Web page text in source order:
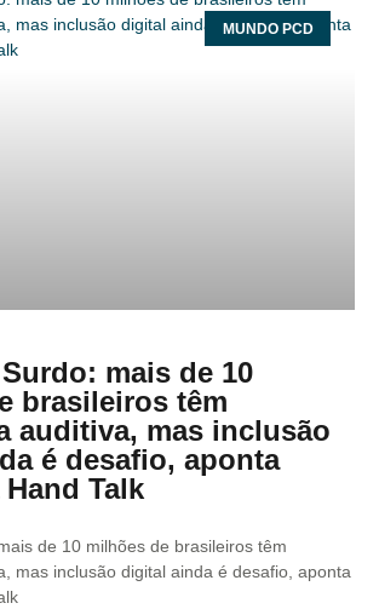
MUNDO PCD
mais de 10
brasileiros têm
auditiva, mas inclusão
é desafio, aponta
Talk
de 10 milhões de brasileiros têm
mas inclusão digital ainda é desafio, aponta